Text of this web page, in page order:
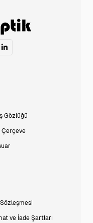
Gözlüğü
Çerçeve
Sözleşmesi
ve İade Şartları